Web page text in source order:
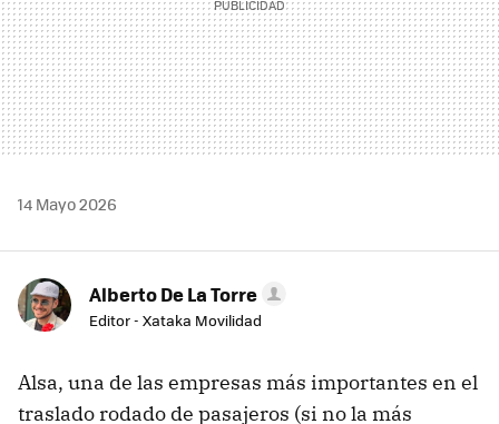
14 Mayo 2026
Alberto De La Torre
Editor - Xataka Movilidad
Alsa, una de las empresas más importantes en el
traslado rodado de pasajeros (si no la más